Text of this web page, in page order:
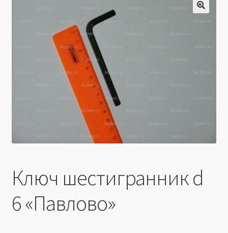
Политика в отношении обработки персональных
Производители
Юридические данные
🔍
Ключ шестигранник d
6 «Павлово»